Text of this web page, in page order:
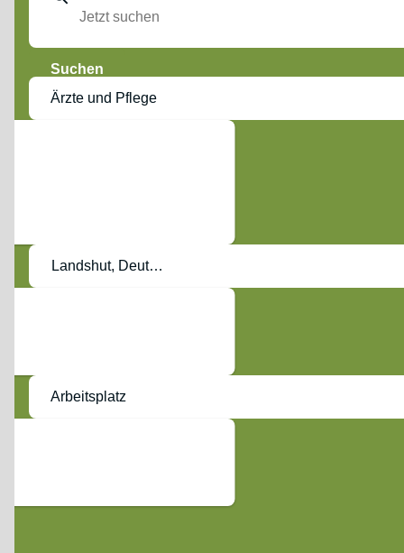
Suchen
Ärzte und Pflege
Landshut, Deutschland
Arbeitsplatz